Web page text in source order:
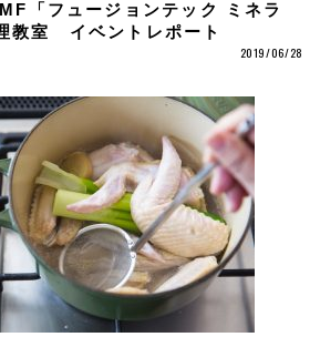
「フュージョンテック ミネラ
教室 イベントレポート
2019/06/28